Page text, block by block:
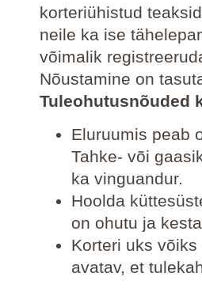
korteriühistud
neile ka ise
võimalik
Nõustamine on
Tuleohutusnõuded
Eluruumis peab
Tahke- või
ka vinguandur.
Hoolda
on ohutu ja
Korteri uks
avatav, et